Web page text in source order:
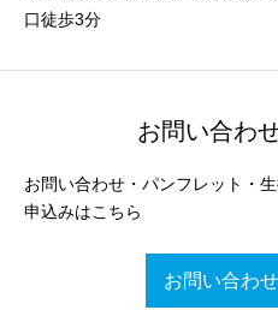
口徒歩3分
お問い合わ
お問い合わせ・パンフレット・
申込みはこちら
お問い合わ